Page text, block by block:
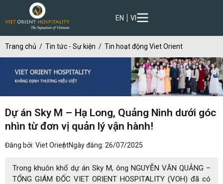
EN VI
Trang chủ Tin tức - Sự kiện Tin hoạt động Viet Orient
Dự án Sky M – Hạ Long, Quảng Ninh dưới góc
nhìn từ đơn vị quản lý vận hành!
Đăng bởi: Viet OrientNgày đăng: 26/07/2025
Trong khuôn khổ dự án Sky M, ông NGUYỄN VĂN QUẢNG –
TỔNG GIÁM ĐỐC VIET ORIENT HOSPITALITY (VOH) đã có